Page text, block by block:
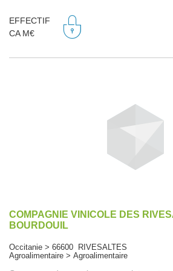
EFFECTIF
CA M€
COMPAGNIE VINICOLE DES
BOURDOUIL
Occitanie > 66600 RIVESALTES
Agroalimentaire > Agroalimentaire